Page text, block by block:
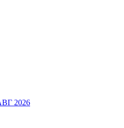
2026